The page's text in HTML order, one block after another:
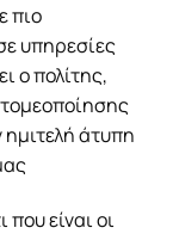
πιο
υπηρεσίες
ο πολίτης,
άτυπη
είναι οι